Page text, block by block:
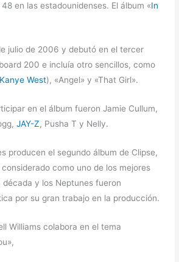
en las estadounidenses. El álbum «In
julio de 2006 y debutó en el tercer
200 e incluía otro sencillos, como
Kanye West), «Angel» y «That Girl».
en el álbum fueron Jamie Cullum,
JAY-Z, Pusha T y Nelly.
producen el segundo álbum de Clipse,
como uno de los mejores
década y los Neptunes fueron
por su gran trabajo en la producción.
Williams colabora en el tema